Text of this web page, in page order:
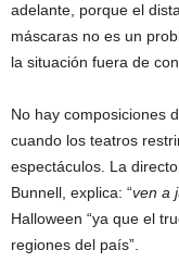
adelante, porque el
máscaras no es un
la situación fuera de
No hay composiciones
cuando los teatros
espectáculos. La
Bunnell, explica: “ven a
Halloween “ya que el
regiones del país”.